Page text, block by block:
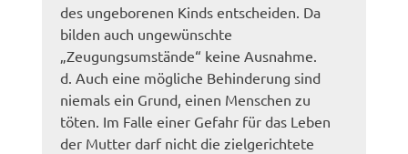
des ungeborenen Kinds entscheiden. Da
bilden auch ungewünschte
„Zeugungsumstände“ keine Ausnahme.
d. Auch eine mögliche Behinderung sind
niemals ein Grund, einen Menschen zu
töten. Im Falle einer Gefahr für das Leben
der Mutter darf nicht die zielgerichtete